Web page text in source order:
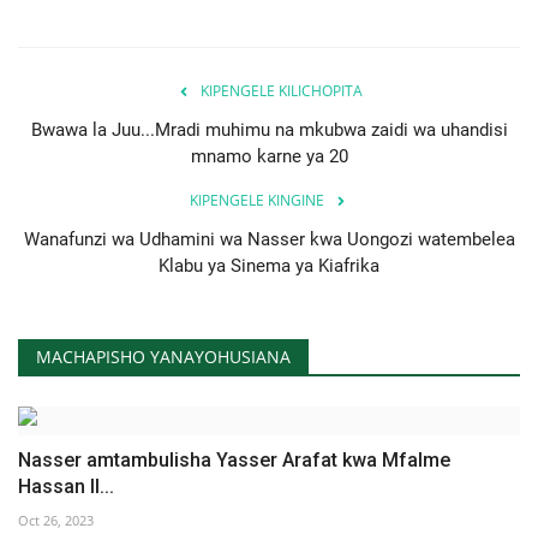
KIPENGELE KILICHOPITA
Bwawa la Juu...Mradi muhimu na mkubwa zaidi wa uhandisi
mnamo karne ya 20
KIPENGELE KINGINE
Wanafunzi wa Udhamini wa Nasser kwa Uongozi watembelea
Klabu ya Sinema ya Kiafrika
MACHAPISHO YANAYOHUSIANA
Nasser amtambulisha Yasser Arafat kwa Mfalme
Hassan II...
Oct 26, 2023